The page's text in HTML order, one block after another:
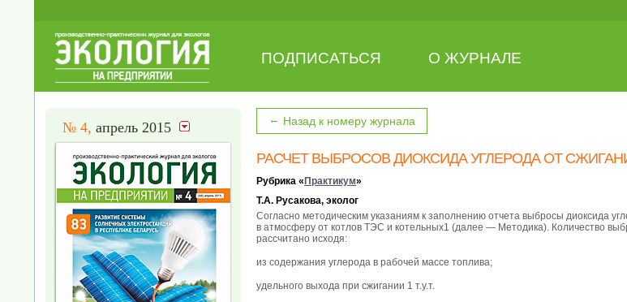
ПОДПИСАТЬСЯ О ЖУРНАЛЕ
№ 4, апрель 2015 ← Назад к номеру журнала
РАСЧЕТ ВЫБРОСОВ ДИОКСИДА УГЛЕРОДА ОТ
Рубрика « Практикум»
Т.А. Русакова, эколог
Согласно методическим указаниям к заполнению отчета выбросы диоксида
в атмосферу от котлов ТЭС и котельных1 (далее — Методика). Количество
рассчитано исходя:
из содержания углерода в рабочей массе топлива;
удельного выхода при сжигании 1 т.у.т.